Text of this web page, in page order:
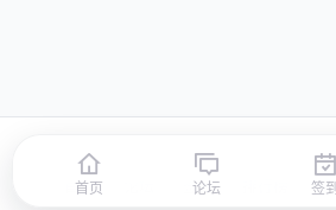
首页 签到 积
首页 论坛 签到